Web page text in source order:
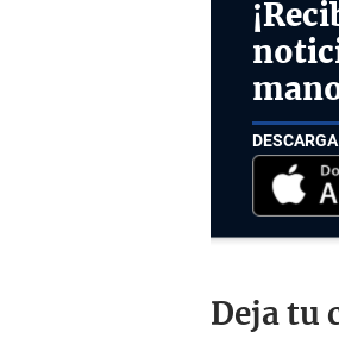
Deja tu